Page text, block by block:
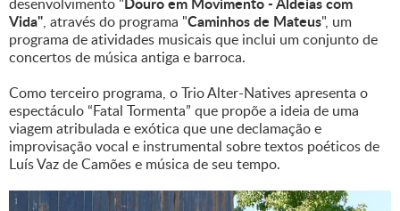
Vida", através do programa "Caminhos de Mateus", um
programa de atividades musicais que inclui um conjunto de
concertos de música antiga e barroca.
Como terceiro programa, o Trio Alter-Natives apresenta o
espectáculo “Fatal Tormenta” que propõe a ideia de uma
viagem atribulada e exótica que une declamação e
improvisação vocal e instrumental sobre textos poéticos de
Luís Vaz de Camões e música de seu tempo.